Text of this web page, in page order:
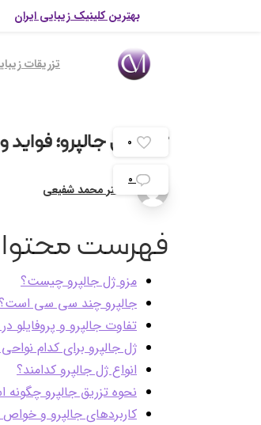
بهترین کلینیک زیبایی ایران
تزریقات
تزریق ژلجالپرو؛فوایدو
دکتر محمد شفیعی
فهرست محتوا
مزو ژل جالپرو چیست؟
جالپرو چند سی سی
تفاوت جالپرو و پروفایلو
ژل جالپرو برای کدام نواحی
انواع ژل جالپرو کدامند؟
نحوه تزریق جالپرو
کاربردهای جالپرو و خواص
0
0